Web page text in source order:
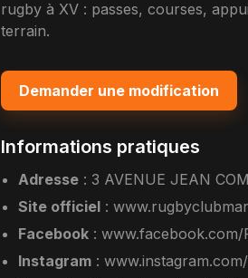
rugby à XV : passes, courses,
terrain.
Demander une modification
Informations pratiques
Adresse : 3 AVENUE JEAN
Site officiel :
Facebook :www.facebook.com/
Instagram :